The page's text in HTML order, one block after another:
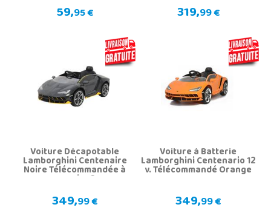
59,95 € 319,99 €
Voiture Décapotable
Lamborghini Centenaire
Noire Télécommandée à
Batterie 12V
349,99 €
Voiture à Batterie
Lamborghini Centenario 12
v. Télécommandé Orange
349,99 €